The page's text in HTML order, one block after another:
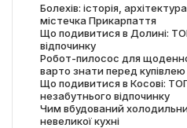
Болехів: історія,
містечка Прикарпаття
Що подивитися в Долині:
відпочинку
Робот-пилосос для
варто знати перед купівлею
Що подивитися в Косові:
незабутнього відпочинку
Чим вбудований
невеликої кухні